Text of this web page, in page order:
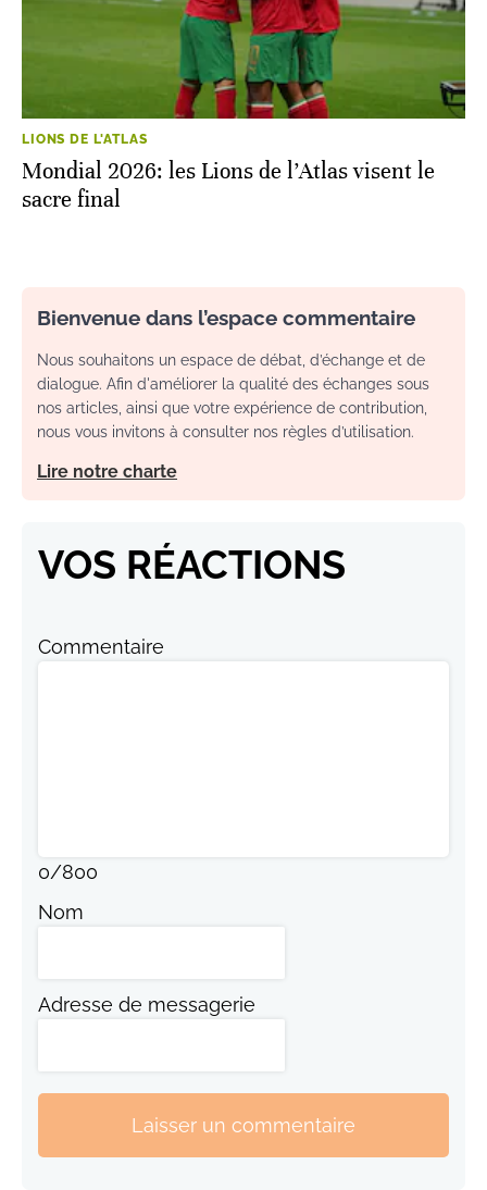
LIONS DE L'ATLAS
Mondial 2026: les Lions de l’Atlas visent le
sacre final
Bienvenue dans l’espace commentaire
Nous souhaitons un espace de débat, d’échange et de
dialogue. Afin d'améliorer la qualité des échanges sous
nos articles, ainsi que votre expérience de contribution,
nous vous invitons à consulter nos règles d’utilisation.
Lire notre charte
VOS RÉACTIONS
Commentaire
0/800
Nom
Adresse de messagerie
Laisser un commentaire